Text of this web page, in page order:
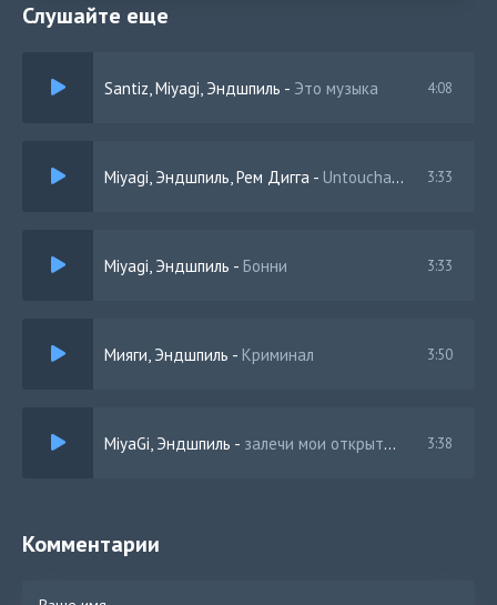
Слушайте еще
Santiz, Miyagi, Эндшпиль - Это музыка 4:08
Miyagi, Эндшпиль, Рем Дигга - Untouchable 3:33
Miyagi, Эндшпиль - Бонни 3:33
Мияги, Эндшпиль - Криминал 3:50
MiyaGi, Эндшпиль - залечи мои открытые раны 3:38
Комментарии